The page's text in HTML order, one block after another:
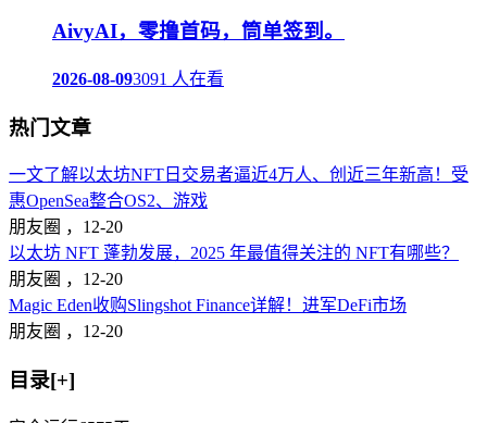
AivyAI，零撸首码，筒单签到。
2026-08-093091 人在看
热门文章
一文了解以太坊NFT日交易者逼近4万人、创近三年新高！受
惠OpenSea整合OS2、游戏
朋友圈 ， 12-20
以太坊 NFT 蓬勃发展，2025 年最值得关注的 NFT有哪些？
朋友圈 ， 12-20
Magic Eden收购Slingshot Finance详解！进军DeFi市场
朋友圈 ， 12-20
目录[+]